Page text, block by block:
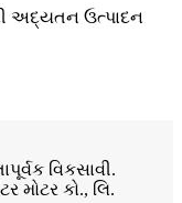
અદ્યતન ઉત્પાદન
વિકસાવી.
મોટર કો., લિ.